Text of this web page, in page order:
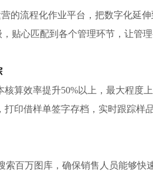
的流程化作业平台，把数字化延
贴心匹配到各个管理环节，让管理
算效率提升50%以上，最大程度
印借样单签字存档，实时跟踪样
索百万图库，确保销售人员能够